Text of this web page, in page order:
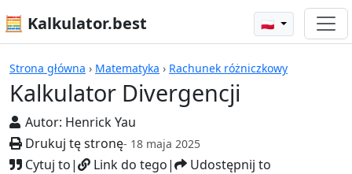
🧮 Kalkulator.best 🇵🇱
Strona główna › Matematyka › Rachunek różniczkowy
Kalkulator Divergencji
Autor: Henrick Yau
Drukuj tę stronę- 18 maja 2025
Cytuj to| Link do tego| Udostępnij to
Kalkulatory